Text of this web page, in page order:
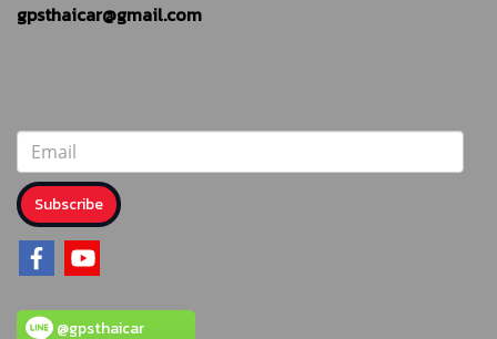
gpsthaicar@gmail.com
Subscribe
@gpsthaicar